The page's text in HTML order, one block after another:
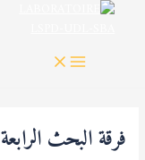
فرقة البحث الرابعة